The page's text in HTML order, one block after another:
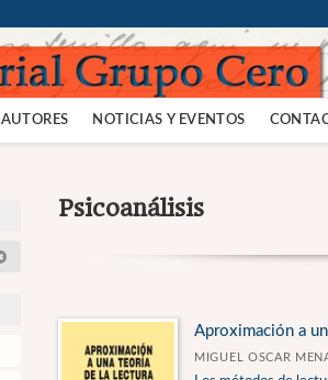
AUTORES NOTICIAS Y EVENTOS
Psicoanálisis
Aproximación a
MIGUEL OSCAR